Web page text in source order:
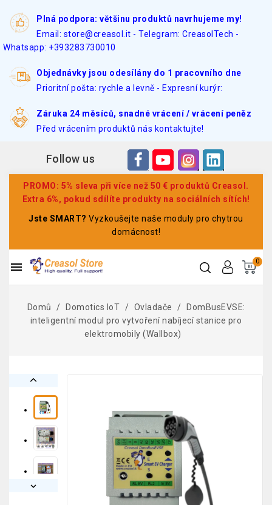
Plná podpora: většinu produktů navrhujeme my!
Email: store@creasol.it - Telegram: CreasolTech -
Whatsapp: +393283730010
Objednávky jsou odesílány do 1 pracovního dne
Prioritní pošta: rychle a levně - Expresní kurýr:
Záruka 24 měsíců, snadné vrácení / vrácení peněz
Před vrácením produktů nás kontaktujte!
Follow us
PROMO: 5% sleva při více než 50 € produktů Creasol.
Extra 6%, pokud sdílíte produkty na sociálních sítích!
Jste SMART? Vyzkoušejte naše moduly pro chytrou
domácnost!
0

Domů Domotics IoT Ovladače
DomBusEVSE:
inteligentní modul pro vytvoření nabíjecí stanice pro
elektromobily (Wallbox)

